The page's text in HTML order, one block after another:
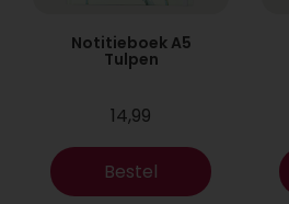
Notitieboek A5
Tulpen
14,99
Bestel